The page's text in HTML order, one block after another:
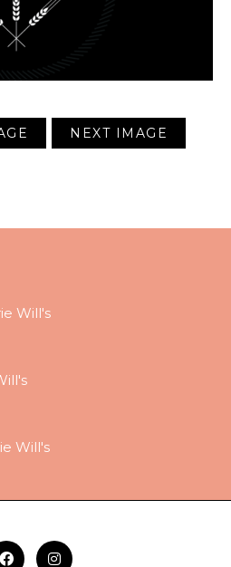
NEXT IMAGE